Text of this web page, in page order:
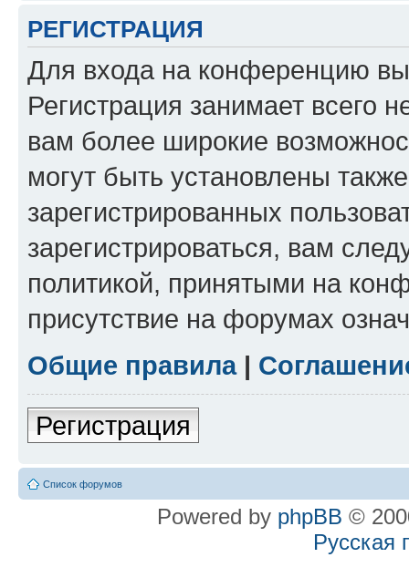
РЕГИСТРАЦИЯ
Для входа на конференцию
Регистрация занимает всего
вам более широкие
могут быть установлены
зарегистрированных
зарегистрироваться, вам
политикой, принятыми на
присутствие на форумах
Общие правила|
Регистрация
Список форумов
Powered by phpBB ©
Русская